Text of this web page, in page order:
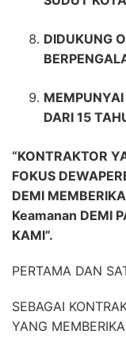
DIDUKUNG
DARI 15
“KONTRAKTOR
FOKUS
DEMI
Keamanan DEMI
KAMI”.
PERTAMA DAN
SEBAGAI
YANG